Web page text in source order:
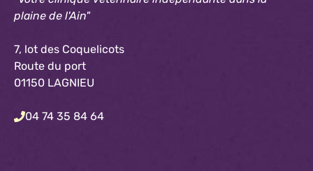
plaine de l'Ain"
7, lot des Coquelicots
Route du port
01150 LAGNIEU
04 74 35 84 64